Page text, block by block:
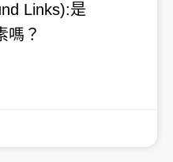
Links):是
嗎？